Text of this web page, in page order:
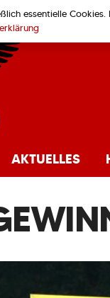
AKTUELLES
essentielle